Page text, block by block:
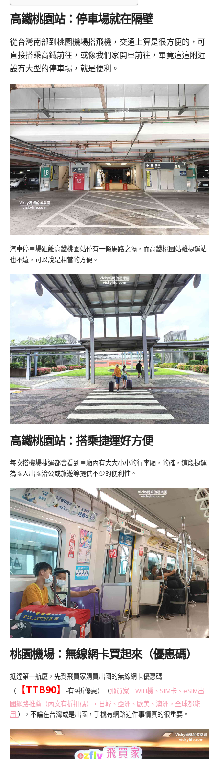
高鐵桃園站：停車場就在隔壁
從台灣南部到桃園機場搭飛機 ，交通上算是很方便的，可
直接搭乘高鐵前往，或像我們家開車前往，畢竟這這附近
設有大型的停車場，就是便利。
汽車停車場距離高鐵桃園站僅有一條馬路之隔，而高鐵桃園站離捷運站
也不遠，可以說是相當的方便。
高鐵桃園站：搭乘捷運好方便
每次搭機場捷運都會看到車廂內有大大小小的行李廂，的確，這段捷運
為國人出國洽公或旅遊等提供不少的便利性。
桃園機場：無線網卡買起來（優惠碼）
抵達第一航廈，先到飛買家購買出國的無線網卡優惠碼
（
【TTB90】 -有9折優惠）（飛買家︱WIFI機、SIM卡、eSIM出
國網路推薦（內文有折扣碼），日韓、亞洲、歐美、澳洲，全球都能
用 ），不論在台灣或是出國，手機有網路這件事情真的很重要。